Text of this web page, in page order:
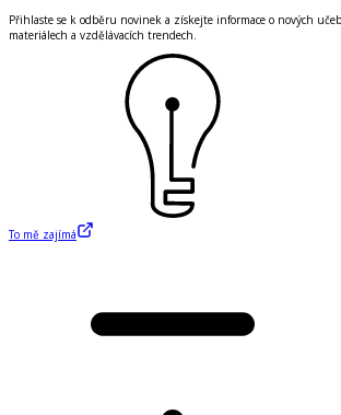
Přihlaste se k odběru novinek a získejte informace o nových
materiálech a vzdělávacích trendech.
To mě zajímá